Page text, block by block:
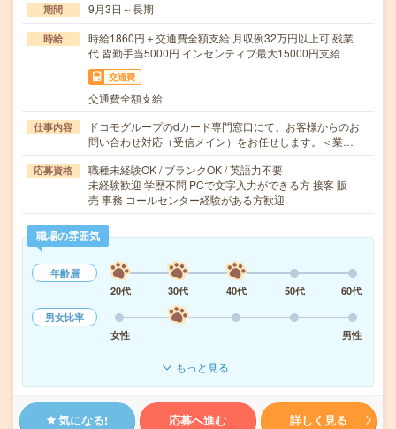
期間 9月3日～長期
時給
時給1860円＋交通費全額支給 月収例32万円以上可 残業
代 皆勤手当5000円 インセンティブ最大15000円支給
交通費
交通費全額支給
仕事内容
ドコモグループのdカード専門窓口にて、お客様からのお
問い合わせ対応（受信メイン）をお任せします。＜業…
応募資格
職種未経験OK / ブランクOK / 英語力不要
未経験歓迎 学歴不問 PCで文字入力ができる方 接客 販
売 事務 コールセンター経験がある方歓迎
職場の雰囲気
年齢層
20代
30代 40代 50代
60代
男女比率
女性
男性
もっと見る
気になる! 応募へ進む 詳しく見る